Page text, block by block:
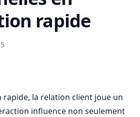
rapide
rapide, la relation client joue un
influence non seulement